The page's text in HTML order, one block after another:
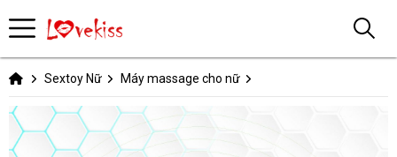
Sextoy Nữ Máy massage cho nữ